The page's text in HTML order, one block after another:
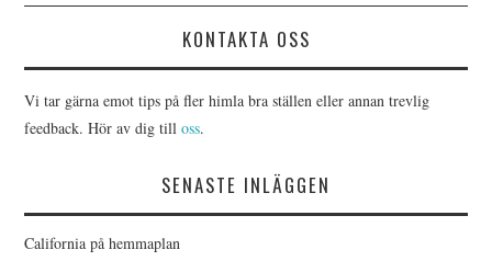
KONTAKTA OSS
Vi tar gärna emot tips på fler himla bra ställen eller annan trevlig
feedback. Hör av dig tilloss.
SENASTE INLÄGGEN
California på hemmaplan